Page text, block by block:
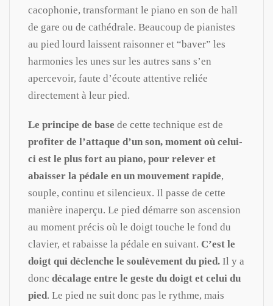
cacophonie, transformant le piano en son de hall
de gare ou de cathédrale. Beaucoup de pianistes
au pied lourd laissent raisonner et “baver” les
harmonies les unes sur les autres sans s’en
apercevoir, faute d’écoute attentive reliée
directement à leur pied.
Le principe de base de cette technique est de
profiter de l’attaque d’un son, moment où celui-
ci est le plus fort au piano, pour relever et
abaisser la pédale en un mouvement rapide,
souple, continu et silencieux. Il passe de cette
manière inaperçu. Le pied démarre son ascension
au moment précis où le doigt touche le fond du
clavier, et rabaisse la pédale en suivant. C’est le
doigt qui déclenche le soulèvement du pied. Il y a
donc décalage entre le geste du doigt et celui du
pied. Le pied ne suit donc pas le rythme, mais